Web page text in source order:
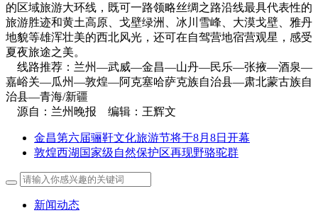
的区域旅游大环线，既可一路领略丝绸之路沿线最具代表性的
旅游胜迹和黄土高原、戈壁绿洲、冰川雪峰、大漠戈壁、雅丹
地貌等雄浑壮美的西北风光，还可在自驾营地宿营观星，感受
夏夜旅途之美。
线路推荐：兰州—武威—金昌—山丹—民乐—张掖—酒泉—
嘉峪关—瓜州—敦煌—阿克塞哈萨克族自治县—肃北蒙古族自
治县—青海/新疆
源自：兰州晚报 编辑：王辉文
金昌第六届骊靬文化旅游节将于8月8日开幕
敦煌西湖国家级自然保护区再现野骆驼群
新闻动态